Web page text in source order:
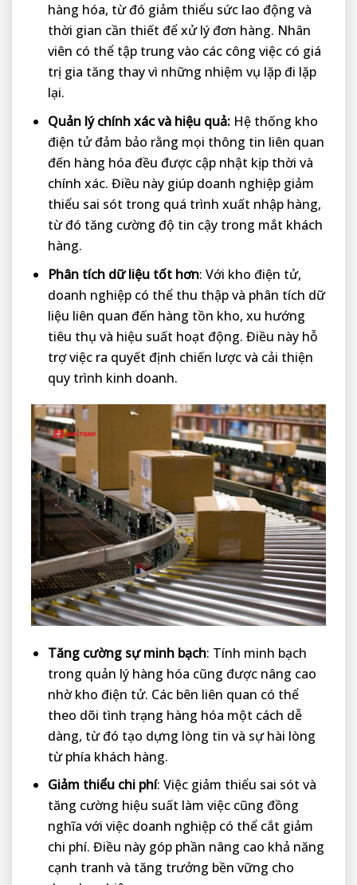
hàng hóa, từ đó giảm thiểu sức lao động và
thời gian cần thiết để xử lý đơn hàng. Nhân
viên có thể tập trung vào các công việc có giá
trị gia tăng thay vì những nhiệm vụ lặp đi lặp
lại.
Quản lý chính xác và hiệu quả:Hệ thống kho
điện tử đảm bảo rằng mọi thông tin liên quan
đến hàng hóa đều được cập nhật kịp thời và
chính xác. Điều này giúp doanh nghiệp giảm
thiểu sai sót trong quá trình xuất nhập hàng,
từ đó tăng cường độ tin cậy trong mắt khách
hàng.
Phân tích dữ liệu tốt hơn: Với kho điện tử,
doanh nghiệp có thể thu thập và phân tích dữ
liệu liên quan đến hàng tồn kho, xu hướng
tiêu thụ và hiệu suất hoạt động. Điều này hỗ
trợ việc ra quyết định chiến lược và cải thiện
quy trình kinh doanh.
Tăng cường sự minh bạch: Tính minh bạch
trong quản lý hàng hóa cũng được nâng cao
nhờ kho điện tử. Các bên liên quan có thể
theo dõi tình trạng hàng hóa một cách dễ
dàng, từ đó tạo dựng lòng tin và sự hài lòng
từ phía khách hàng.
Giảm thiểu chi phí: Việc giảm thiểu sai sót và
tăng cường hiệu suất làm việc cũng đồng
nghĩa với việc doanh nghiệp có thể cắt giảm
chi phí. Điều này góp phần nâng cao khả năng
cạnh tranh và tăng trưởng bền vững cho